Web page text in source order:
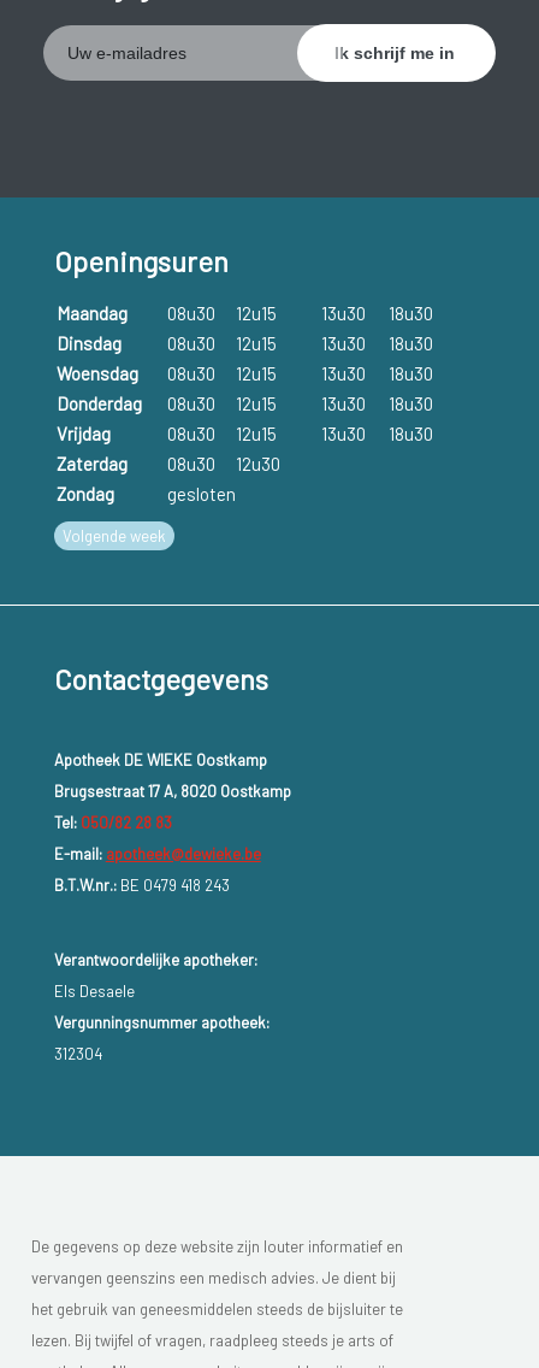
Openingsuren
Maandag 08u30 12u15 13u30
18u30
Dinsdag
08u30 12u15 13u30
18u30
Woensdag
08u30 12u15 13u30
18u30
Donderdag
08u30 12u15 13u30
18u30
Vrijdag
08u30 12u15 13u30
18u30
Zaterdag
08u30
12u30
Zondag
gesloten
Volgende week
Contactgegevens
Apotheek DE WIEKE Oostkamp
Brugsestraat 17 A, 8020 Oostkamp
Tel: 050/82 28 83
E-mail: apotheek@dewieke.be
B.T.W.nr.:BE 0479 418 243
Verantwoordelijke apotheker:
Els Desaele
Vergunningsnummer apotheek:
312304
De gegevens op deze website zijn louter informatief en
vervangen geenszins een medisch advies. Je dient bij
het gebruik van geneesmiddelen steeds de bijsluiter te
lezen. Bij twijfel of vragen, raadpleeg steeds je arts of